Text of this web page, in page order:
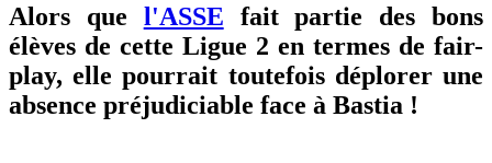
Alors que l'ASSE fait partie des bons
élèves de cette Ligue 2 en termes de fair-
play, elle pourrait toutefois déplorer une
absence préjudiciable face à Bastia !